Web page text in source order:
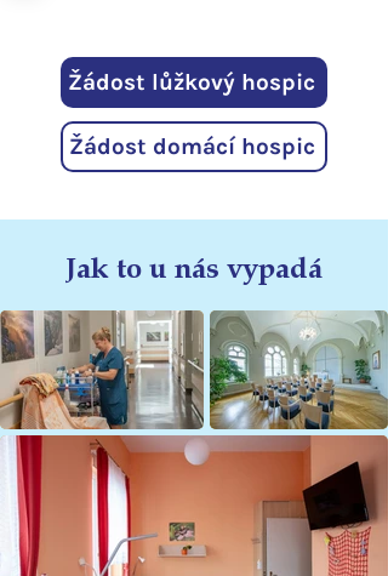
Žádost lůžkový hospic
Žádost domácí hospic
Jak to u nás vypadá